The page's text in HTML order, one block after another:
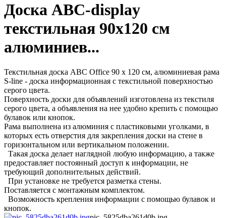
Доска ABC-display
текстильная 90х120 см
алюминиев...
Текстильная доска ABC Office 90 x 120 см, алюминиевая рама
S-line - доска информационная с текстильной поверхностью
серого цвета.
Поверхность доски для объявлений изготовлена из текстиля
серого цвета, а объявления на нее удобно крепить с помощью
булавок или кнопок.
Рама выполнена из алюминия с пластиковыми уголками, в
которых есть отверстия для закрепления доски на стене в
горизонтальном или вертикальном положении.
Такая доска делает наглядной любую информацию, а также
предоставляет постоянный доступ к информации, не
требующий дополнительных действий.
При установке не требуется разметка стены.
Поставляется с монтажным комплектом.
Возможность крепления информации с помощью булавок и
кнопок.